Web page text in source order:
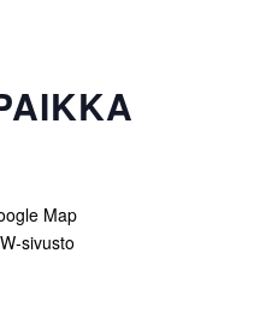
Map
sivusto